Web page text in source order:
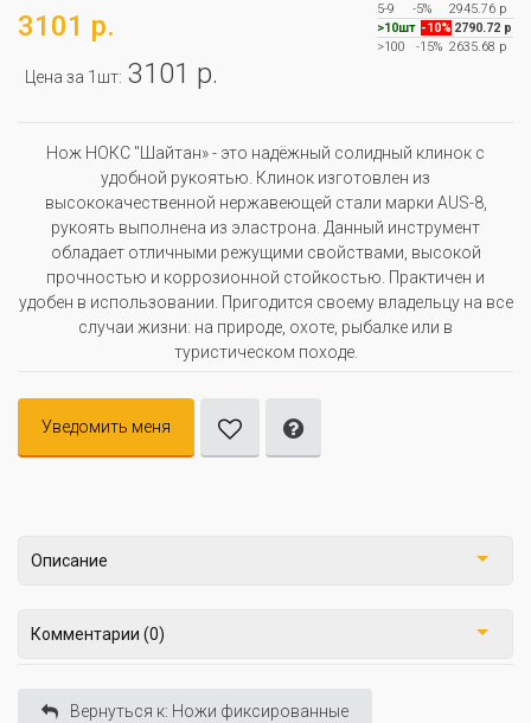
3101 р.
Цена за 1шт: 3101 р.
5-9
-5%
2945.76 р
>10шт -10% 2790.72 р
>100
-15% 2635.68 р
Нож НОКС "Шайтан» - это надёжный солидный клинок с
удобной рукоятью. Клинок изготовлен из
высококачественной нержавеющей стали марки AUS-8,
рукоять выполнена из эластрона. Данный инструмент
обладает отличными режущими свойствами, высокой
прочностью и коррозионной стойкостью. Практичен и
удобен в использовании. Пригодится своему владельцу на все
случаи жизни: на природе, охоте, рыбалке или в
туристическом походе.
Уведомить меня
Описание
Комментарии (0)
Вернуться к: Ножи фиксированные